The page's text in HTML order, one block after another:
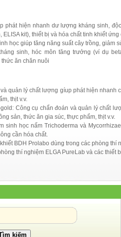
phát hiện nhanh dư lượng kháng sinh,
kit), thiết bị và hóa chất tinh khiết
học giúp tăng năng suất cây trồng, giảm
sinh, hóc môn tăng trưởng (ví dụ
ăn chăn nuôi
quản lý chất lượng gíup phát hiện nhanh
thịt v.v.
Công cụ chẩn đoán và quản lý chất
sản, thức ăn gia súc, thực phẩm, thịt v.v.
sinh học nấm Trichoderma và
cần hóa chất.
BDH Prolabo dùng trong các phòng thí
thí nghiệm ELGA PureLab và các thiết